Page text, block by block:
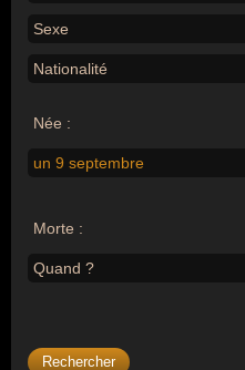
Sexe
Nationalité
Née :
un 9 septembre
Morte :
Quand ?